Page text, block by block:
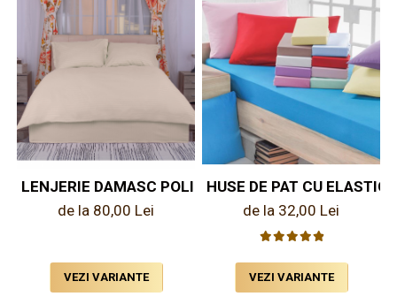
LENJERIE DAMASC POLICOTTON UNI COLOR
de la 80,00 Lei
VEZI VARIANTE
HUSE DE PAT CU ELASTIC
de la 32,00 Lei
VEZI VARIANTE